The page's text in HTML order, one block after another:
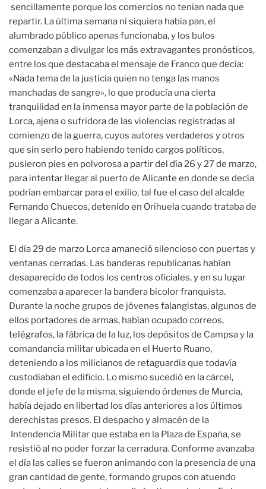
sencillamente porque los comercios no tenían nada que
repartir. La última semana ni siquiera había pan, el
alumbrado público apenas funcionaba, y los bulos
comenzaban a divulgar los más extravagantes pronósticos,
entre los que destacaba el mensaje de Franco que decía:
«Nada tema de la justicia quien no tenga las manos
manchadas de sangre», lo que producía una cierta
tranquilidad en la inmensa mayor parte de la población de
Lorca, ajena o sufridora de las violencias registradas al
comienzo de la guerra, cuyos autores verdaderos y otros
que sin serlo pero habiendo tenido cargos políticos,
pusieron pies en polvorosa a partir del día 26 y 27 de marzo,
para intentar llegar al puerto de Alicante en donde se decía
podrían embarcar para el exilio, tal fue el caso del alcalde
Fernando Chuecos, detenido en Orihuela cuando trataba de
llegar a Alicante.
El día 29 de marzo Lorca amaneció silencioso con puertas y
ventanas cerradas. Las banderas republicanas habían
desaparecido de todos los centros oficiales, y en su lugar
comenzaba a aparecer la bandera bicolor franquista.
Durante la noche grupos de jóvenes falangistas, algunos de
ellos portadores de armas, habían ocupado correos,
telégrafos, la fábrica de la luz, los depósitos de Campsa y la
comandancia militar ubicada en el Huerto Ruano,
deteniendo a los milicianos de retaguardia que todavía
custodiaban el edificio. Lo mismo sucedió en la cárcel,
donde el jefe de la misma, siguiendo órdenes de Murcia,
había dejado en libertad los días anteriores a los últimos
derechistas presos. El despacho y almacén de la
Intendencia Militar que estaba en la Plaza de España, se
resistió al no poder forzar la cerradura. Conforme avanzaba
el día las calles se fueron animando con la presencia de una
gran cantidad de gente, formando grupos con atuendo